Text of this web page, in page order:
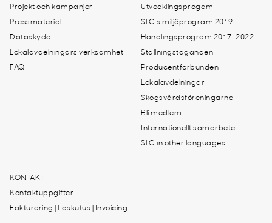
Projekt och kampanjer
Pressmaterial
Dataskydd
Lokalavdelningars verksamhet
FAQ
Utvecklingsprogam
SLC:s miljöprogram 2019
Handlingsprogram 2017-2022
Ställningstaganden
Producentförbunden
Lokalavdelningar
Skogsvårdsföreningarna
Bli medlem
Internationellt samarbete
SLC in other languages
KONTAKT
Kontaktuppgifter
Fakturering | Laskutus | Invoicing